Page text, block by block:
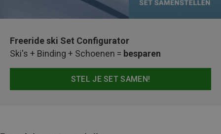
Freeride ski Set Configurator
Ski's + Binding + Schoenen = besparen
STEL JE SET SAMEN!